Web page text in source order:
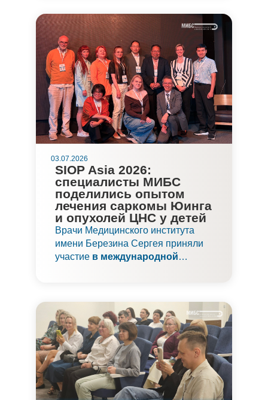
злокачественными
изменениями
03.07.2026
SIOP Asia 2026:
специалисты МИБС
поделились опытом
лечения саркомы Юинга
и опухолей ЦНС у детей
Врачи Медицинского института
имени Березина Сергея приняли
участие в международной